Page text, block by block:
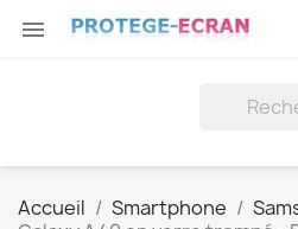

Accueil Smartphone